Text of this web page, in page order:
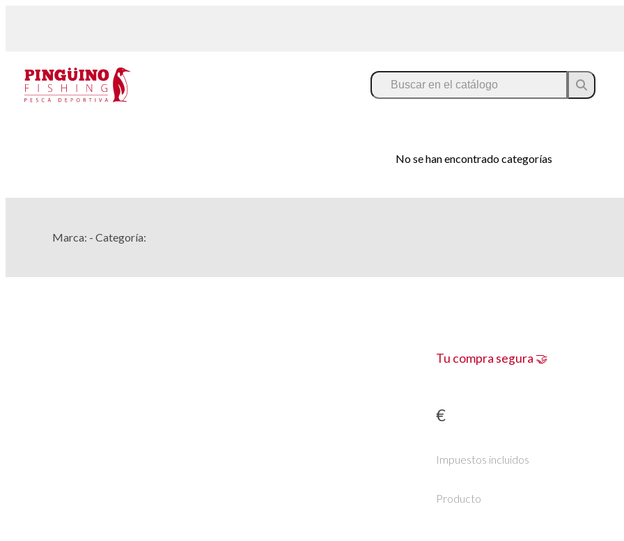
No se han encontrado categorías
Marca: - Categoría:
Tu compra segura 🤝
€
Impuestos incluidos
Producto